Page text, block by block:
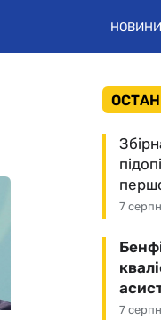
НОВИНИ
7
7